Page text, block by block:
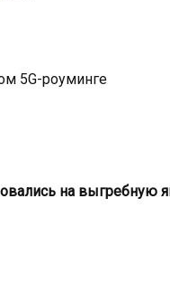
5G-роуминге
на выгребную